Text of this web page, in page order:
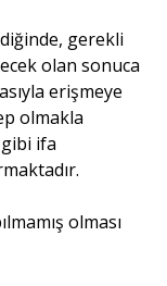
gerekli
olan sonuca
erişmeye
olmakla
ifa
olması